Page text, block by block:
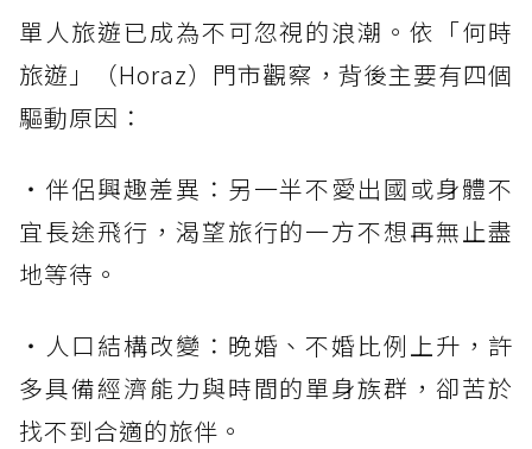
單人旅遊已成為不可忽視的浪潮。依「何時
旅遊」（Horaz）門市觀察，背後主要有四個
驅動原因：
・伴侶興趣差異：另一半不愛出國或身體不
宜長途飛行，渴望旅行的一方不想再無止盡
地等待。
・人口結構改變：晚婚、不婚比例上升，許
多具備經濟能力與時間的單身族群，卻苦於
找不到合適的旅伴。